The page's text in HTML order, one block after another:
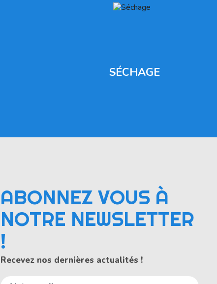
SÉCHAGE
ABONNEZ VOUS À
NOTRE NEWSLETTER
!
Recevez nos dernières actualités !